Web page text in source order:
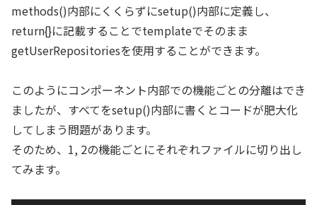
methods()内部にくくらずにsetup()内部に定義し、
return{}に記載することでtemplateでそのまま
getUserRepositoriesを使用することができます。
このようにコンポーネント内部での機能ごとの分離はでき
ましたが、すべてをsetup()内部に書くとコードが肥大化
してしまう問題があります。
そのため、1, 2の機能ごとにそれぞれファイルに切り出し
てみます。